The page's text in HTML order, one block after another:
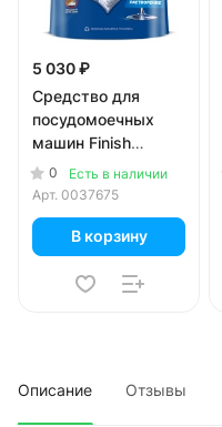
5 030 ₽
Средство для
посудомоечных
машин Finish
Quantum Рowerball
60 таб
0
Есть в наличии
Арт. 0037675
В корзину
Описание Отзывы